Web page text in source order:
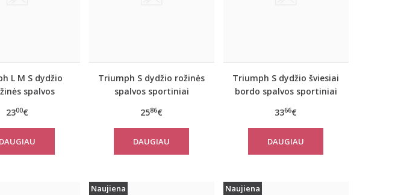
L M S dydžio
spalvos
women
LIGHT Tank
Top
2300€
DAUGIAU
Triumph S dydžio rožinės
spalvos sportiniai
women move FLEX Tank
2586€
DAUGIAU
Triumph S dydžio šviesiai
bordo spalvos sportiniai
women move FLOW Tank
Top
3366€
DAUGIAU
Naujiena Naujiena